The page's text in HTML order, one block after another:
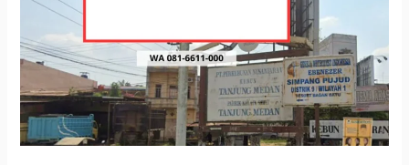
dan
Lokasi
Billboard